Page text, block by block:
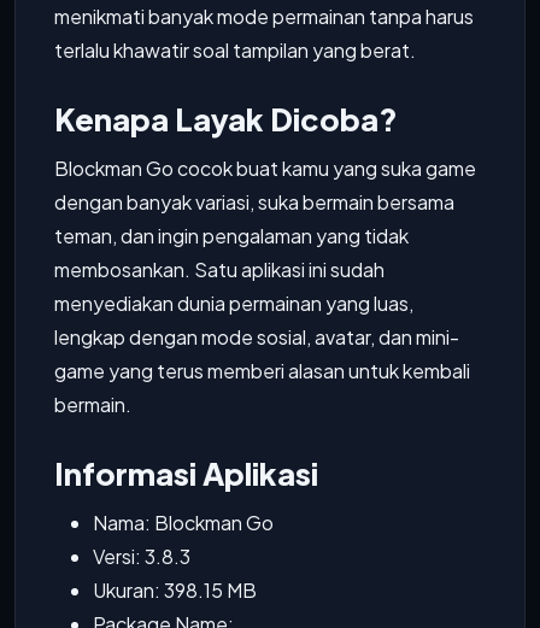
menikmati banyak mode permainan tanpa harus
terlalu khawatir soal tampilan yang berat.
Kenapa Layak Dicoba?
Blockman Go cocok buat kamu yang suka game
dengan banyak variasi, suka bermain bersama
teman, dan ingin pengalaman yang tidak
membosankan. Satu aplikasi ini sudah
menyediakan dunia permainan yang luas,
lengkap dengan mode sosial, avatar, dan mini-
game yang terus memberi alasan untuk kembali
bermain.
Informasi Aplikasi
Nama: Blockman Go
Versi: 3.8.3
Ukuran: 398.15 MB